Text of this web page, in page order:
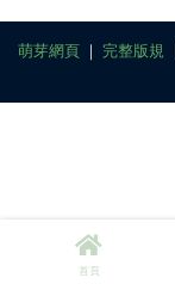
萌芽網頁｜ 完整版規
首頁